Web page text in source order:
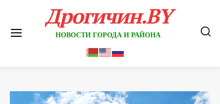
Дрогичин.BY
НОВОСТИ ГОРОДА И РАЙОНА